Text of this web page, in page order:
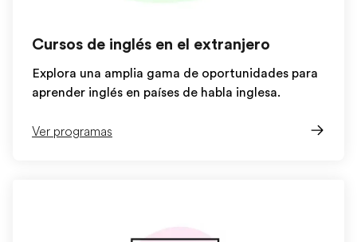
Cursos de inglés en el extranjero
Explora una amplia gama de oportunidades para
aprender inglés en países de habla inglesa.
Ver programas